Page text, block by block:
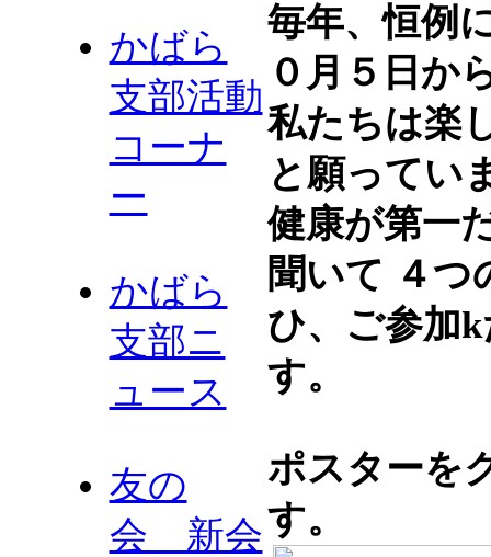
かばら
支部活動
コーナ
ー
かばら
支部ニ
ュース
友の
会 新会
毎年、恒例
０月５日か
私たちは楽
と願ってい
健康が第一
聞いて ４つ
ひ、ご参加
す。
ポスターを
す。